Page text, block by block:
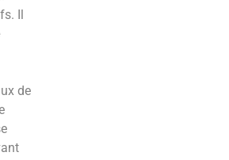
Il
de